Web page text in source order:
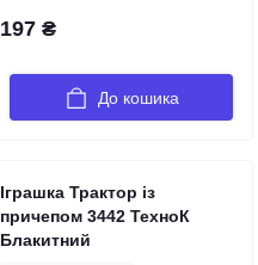
197 ₴
До кошика
Іграшка Трактор із
причепом 3442 ТехноК
Блакитний